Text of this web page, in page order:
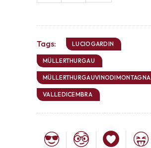
Tags: LUCIOGARDIN
MÜLLERTHURGAU
MÜLLERTHURGAUVINODIMONTAGNA
VALLEDICEMBRA